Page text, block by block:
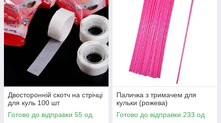
Двосторонній скотч на стрічці
для куль 100 шт
Готово до відправки 55 од.
Паличка з тримачем для
кульки (рожева)
Готово до відправки 233 од.